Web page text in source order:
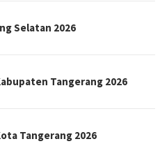
Selatan 2026
Tangerang 2026
Tangerang 2026